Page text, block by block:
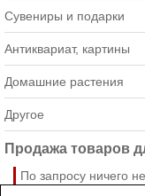
Сувениры и подарки
Антиквариат, картины
Домашние растения
Другое
Продажа товаров
По запросу ничего